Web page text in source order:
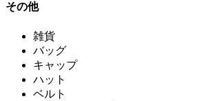
その他
雑貨
バッグ
キャップ
ハット
ベルト